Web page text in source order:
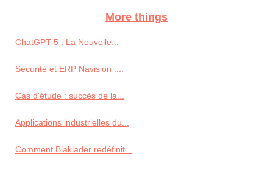
More things
ChatGPT-5 : La Nouvelle...
Sécurité et ERP Navision :...
Cas d'étude : succès de la...
Applications industrielles du...
Comment Blaklader redéfinit...